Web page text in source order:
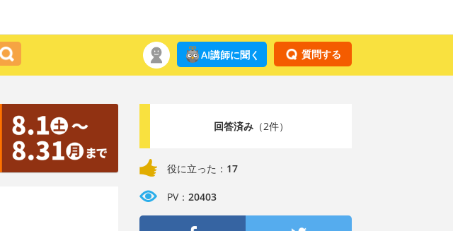
質問する
AI講師に聞く
回答済み（2件）
役に立った： 17
PV： 20403